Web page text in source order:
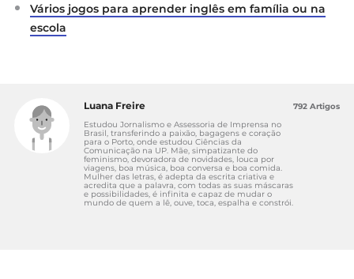
Vários jogos para aprender inglês em família ou na
escola
Luana Freire
Estudou Jornalismo e Assessoria de Imprensa no
Brasil, transferindo a paixão, bagagens e coração
para o Porto, onde estudou Ciências da
Comunicação na UP. Mãe, simpatizante do
feminismo, devoradora de novidades, louca por
viagens, boa música, boa conversa e boa comida.
Mulher das letras, é adepta da escrita criativa e
acredita que a palavra, com todas as suas máscaras
e possibilidades, é infinita e capaz de mudar o
mundo de quem a lê, ouve, toca, espalha e constrói.
792 Artigos